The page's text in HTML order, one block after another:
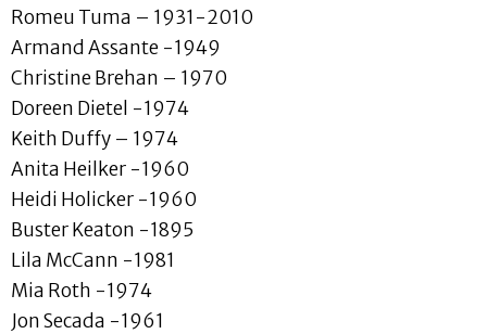
Romeu Tuma – 1931-2010
Armand Assante -1949
Christine Brehan – 1970
Doreen Dietel -1974
Keith Duffy – 1974
Anita Heilker -1960
Heidi Holicker -1960
Buster Keaton -1895
Lila McCann -1981
Mia Roth -1974
Jon Secada -1961